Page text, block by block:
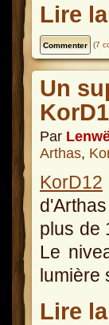
Lire
(7
Un
Par
Arthas,
KorD12
plus de
Le
lumière
Lire